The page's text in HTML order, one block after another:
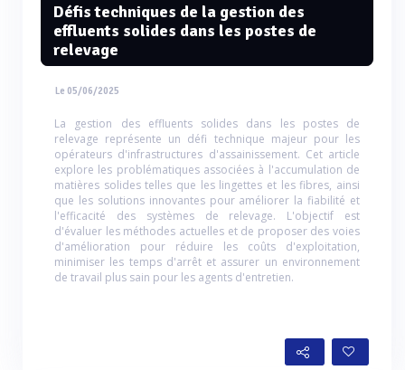
Défis techniques de la gestion des
effluents solides dans les postes de
relevage
Le 05/06/2025
La gestion des effluents solides dans les postes de
relevage représente un défi technique majeur pour les
opérateurs d'infrastructures d'assainissement. Cet article
explore les problématiques associées à l'accumulation de
matières solides telles que les lingettes et les fibres, ainsi
que les solutions innovantes pour améliorer la fiabilité et
l'efficacité des systèmes de relevage. L'objectif est
d'évaluer les méthodes actuelles et de proposer des voies
d'amélioration pour réduire les coûts d'exploitation,
minimiser les temps d'arrêt et assurer un environnement
de travail plus sain pour les agents d'entretien.